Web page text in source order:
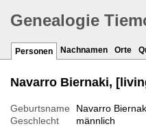
Genealogie
Personen Nachnamen Orte
Navarro Biernaki,
Geburtsname
Navarro
Geschlecht
männlich